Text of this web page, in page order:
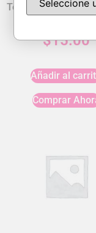
Tempered Glass
Mini 10D
$15.00
Añadir al
Comprar